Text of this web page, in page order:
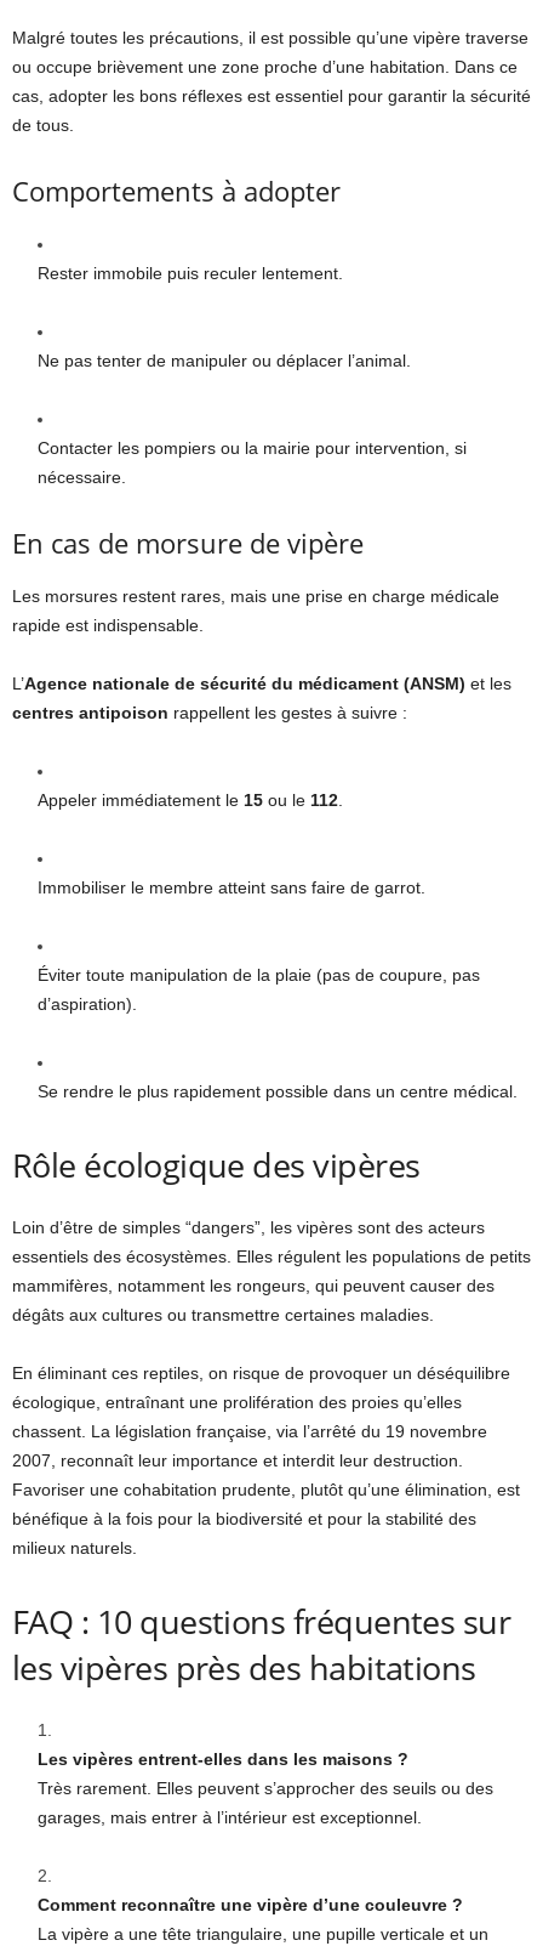
Malgré toutes les précautions, il est possible qu’une vipère traverse
ou occupe brièvement une zone proche d’une habitation. Dans ce
cas, adopter les bons réflexes est essentiel pour garantir la sécurité
de tous.
Comportements à adopter
Rester immobile puis reculer lentement.
Ne pas tenter de manipuler ou déplacer l’animal.
Contacter les pompiers ou la mairie pour intervention, si
nécessaire.
En cas de morsure de vipère
Les morsures restent rares, mais une prise en charge médicale
rapide est indispensable.
L’Agence nationale de sécurité du médicament (ANSM) et les
centres antipoison rappellent les gestes à suivre :
Appeler immédiatement le 15 ou le 112.
Immobiliser le membre atteint sans faire de garrot.
Éviter toute manipulation de la plaie (pas de coupure, pas
d’aspiration).
Se rendre le plus rapidement possible dans un centre médical.
Rôle écologique des vipères
Loin d’être de simples “dangers”, les vipères sont des acteurs
essentiels des écosystèmes. Elles régulent les populations de petits
mammifères, notamment les rongeurs, qui peuvent causer des
dégâts aux cultures ou transmettre certaines maladies.
En éliminant ces reptiles, on risque de provoquer un déséquilibre
écologique, entraînant une prolifération des proies qu’elles
chassent. La législation française, via l’arrêté du 19 novembre
2007, reconnaît leur importance et interdit leur destruction.
Favoriser une cohabitation prudente, plutôt qu’une élimination, est
bénéfique à la fois pour la biodiversité et pour la stabilité des
milieux naturels.
FAQ : 10 questions fréquentes sur
les vipères près des habitations
Les vipères entrent-elles dans les maisons ?
Très rarement. Elles peuvent s’approcher des seuils ou des
garages, mais entrer à l’intérieur est exceptionnel.
Comment reconnaître une vipère d’une couleuvre ?
La vipère a une tête triangulaire, une pupille verticale et un